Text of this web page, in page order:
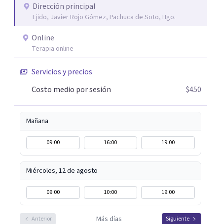
que el proceso terapéutico tenga sentido. Trabajo
especialmente con procesos de duelo Y psicooncología,
Si tú o algún familiar están atravesando un proceso
relacionado con cáncer, puedes escribirme por WhatsApp
para agendar una primera sesión gratuita. Y si estás
alguien, también puedes contactarme: la primera
conversación no tiene costo.
Dirección principal
Ejido, Javier Rojo Gómez, Pachuca de Soto, Hgo.
Online
Terapia online
Servicios y precios
Costo medio por sesión
$450
Mañana
09:00 16:00 19:00
Miércoles, 12 de agosto
09:00 10:00 19:00
Anterior Más días Siguiente